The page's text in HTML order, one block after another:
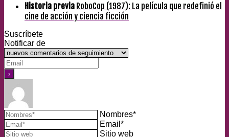
Historia previa RoboCop (1987): La película que redefinió el
cine de acción y ciencia ficción
Suscríbete
Notificar de
Nombres*
Email*
Sitio web